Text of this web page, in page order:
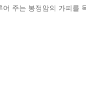
주는 봉정암의 가피를